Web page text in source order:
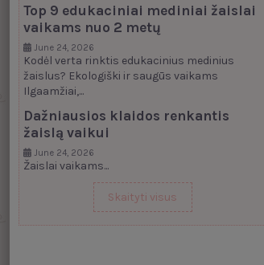
Top 9 edukaciniai mediniai žaislai
vaikams nuo 2 metų
June 24, 2026
Kodėl verta rinktis edukacinius medinius
žaislus? Ekologiški ir saugūs vaikams
Ilgaamžiai,...
Dažniausios klaidos renkantis
žaislą vaikui
June 24, 2026
Žaislai vaikams...
Skaityti visus